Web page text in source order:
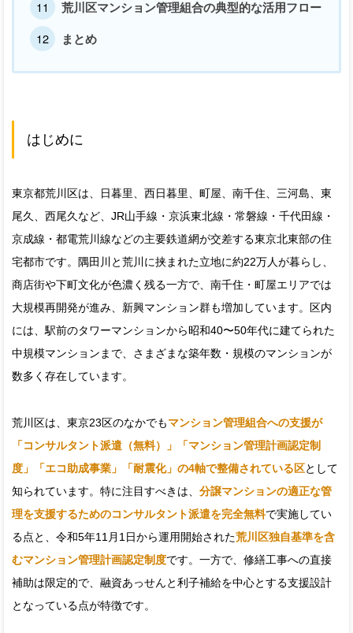
荒川区マンション管理組合の典型的な活用フロー
まとめ
はじめに
東京都荒川区は、日暮里、西日暮里、町屋、南千住、三河島、東
尾久、西尾久など、JR山手線・京浜東北線・常磐線・千代田線・
京成線・都電荒川線などの主要鉄道網が交差する東京北東部の住
宅都市です。隅田川と荒川に挟まれた立地に約22万人が暮らし、
商店街や下町文化が色濃く残る一方で、南千住・町屋エリアでは
大規模再開発が進み、新興マンション群も増加しています。区内
には、駅前のタワーマンションから昭和40〜50年代に建てられた
中規模マンションまで、さまざまな築年数・規模のマンションが
数多く存在しています。
荒川区は、東京23区のなかでもマンション管理組合への支援が
「コンサルタント派遣（無料）」「マンション管理計画認定制
度」「エコ助成事業」「耐震化」の4軸で整備されている区として
知られています。特に注目すべきは、 分譲マンションの適正な管
理を支援するためのコンサルタント派遣を完全無料で実施してい
る点と、令和5年11月1日から運用開始された荒川区独自基準を含
むマンション管理計画認定制度です。一方で、修繕工事への直接
補助は限定的で、融資あっせんと利子補給を中心とする支援設計
となっている点が特徴です。